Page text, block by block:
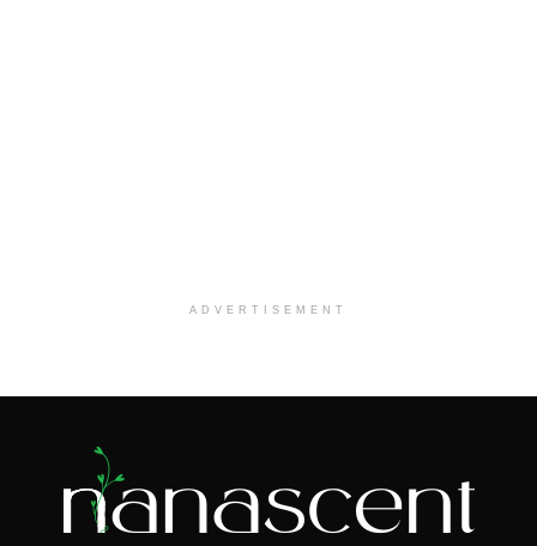
ADVERTISEMENT